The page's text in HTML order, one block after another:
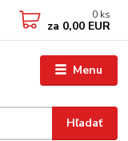
Menu
Hľadať
0 ks
za 0,00 EUR